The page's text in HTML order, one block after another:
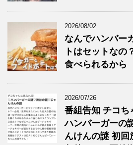
2026/08/02
なんでハンバー
トはセットなの
食べられるから
2026/07/26
番組告知 チコ
ハンバーガー
んけんの謎 初回